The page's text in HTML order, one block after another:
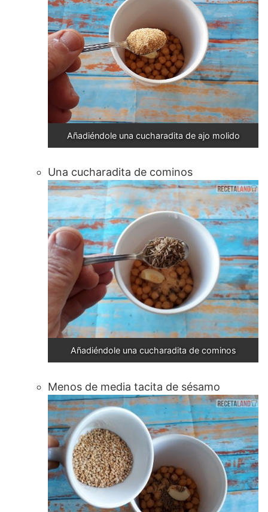
Añadiéndole una cucharadita de ajo molido
Una cucharadita de cominos
Añadiéndole una cucharadita de cominos
Menos de media tacita de sésamo